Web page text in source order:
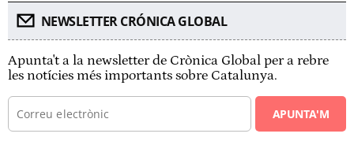
NEWSLETTER CRÓNICA GLOBAL
Apunta't a la newsletter de Crònica Global per a rebre
les notícies més importants sobre Catalunya.
APUNTA'M